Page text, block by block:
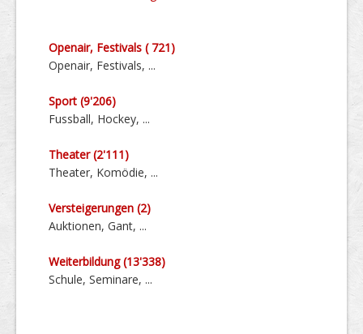
Openair, Festivals ( 721)
Openair, Festivals, ...
Sport (9'206)
Fussball, Hockey, ...
Theater (2'111)
Theater, Komödie, ...
Versteige­rungen (2)
Auktionen, Gant, ...
Weiter­bildung (13'338)
Schule, Seminare, ...